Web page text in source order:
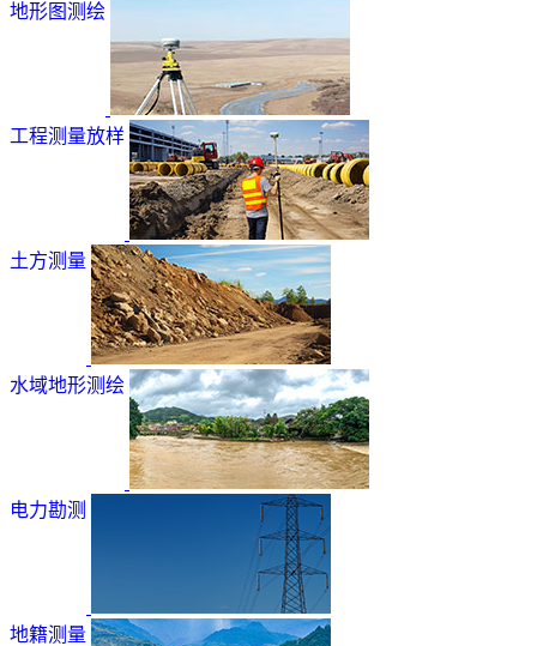
地形图测绘
工程测量放样
土方测量
水域地形测绘
电力勘测
地籍测量